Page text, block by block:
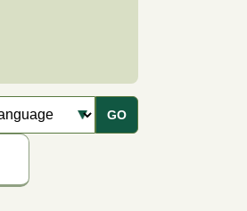
GO